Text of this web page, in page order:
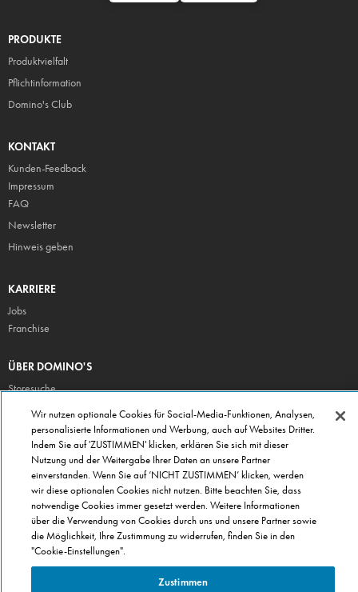
PRODUKTE
Produktvielfalt
Pflichtinformation
Domino's Club
KONTAKT
Kunden-Feedback
Impressum
FAQ
Newsletter
Hinweis geben
KARRIERE
Jobs
Franchise
ÜBER DOMINO'S
Storesuche
Presse
Domino's App
Unternehmen
Geschenkgutscheine
Cookie Einstellungen
Datenschutz
Allgemeine Geschäftsbedingungen
Wir nutzen optionale Cookies für Social-Media-Funktionen, Analysen,
personalisierte Informationen und Werbung, auch auf Websites Dritter.
Indem Sie auf 'ZUSTIMMEN' klicken, erklären Sie sich mit dieser
Nutzung und der Weitergabe Ihrer Daten an unsere Partner
einverstanden. Wenn Sie auf ‘NICHT ZUSTIMMEN’ klicken, werden
wir diese optionalen Cookies nicht nutzen. Bitte beachten Sie, dass
notwendige Cookies immer gesetzt werden. Weitere Informationen
über die Verwendung von Cookies durch uns und unsere Partner sowie
die Möglichkeit, Ihre Zustimmung zu widerrufen, finden Sie in den
"Cookie-Einstellungen".
Zustimmen